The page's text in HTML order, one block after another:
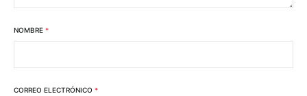
NOMBRE *
CORREO ELECTRÓNICO *